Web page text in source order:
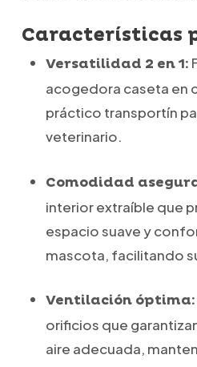
Características
Versatilidad 2 en 1:
acogedora caseta en
práctico transportín
veterinario.
Comodidad
interior extraíble que
espacio suave y
mascota, facilitando
Ventilación óptima:
orificios que
aire adecuada,